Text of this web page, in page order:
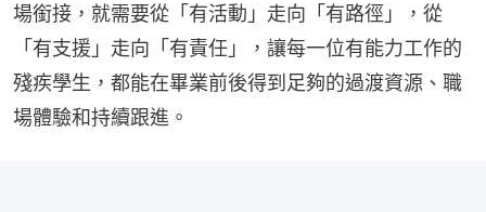
場銜接，就需要從「有活動」走向「有路徑」，從
「有支援」走向「有責任」，讓每一位有能力工作的
殘疾學生，都能在畢業前後得到足夠的過渡資源、職
場體驗和持續跟進。